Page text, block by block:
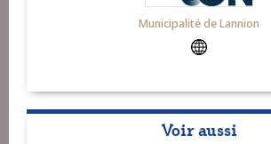
Municipalité de Lannion
Voir aussi